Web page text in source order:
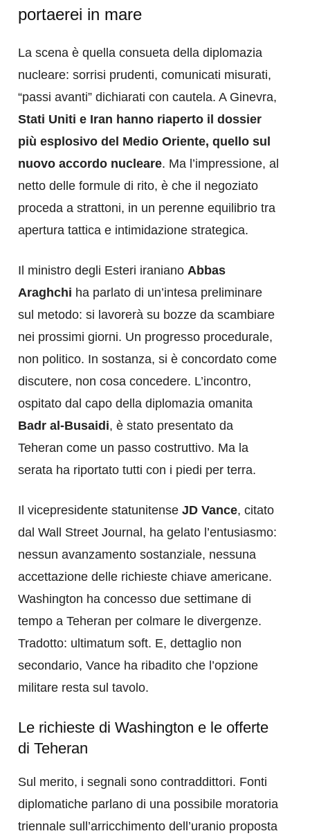
portaerei in mare
La scena è quella consueta della diplomazia
nucleare: sorrisi prudenti, comunicati misurati,
“passi avanti” dichiarati con cautela. A Ginevra,
Stati Uniti e Iran hanno riaperto il dossier
più esplosivo del Medio Oriente, quello sul
nuovo accordo nucleare. Ma l’impressione, al
netto delle formule di rito, è che il negoziato
proceda a strattoni, in un perenne equilibrio tra
apertura tattica e intimidazione strategica.
Il ministro degli Esteri iraniano Abbas
Araghchi ha parlato di un’intesa preliminare
sul metodo: si lavorerà su bozze da scambiare
nei prossimi giorni. Un progresso procedurale,
non politico. In sostanza, si è concordato come
discutere, non cosa concedere. L’incontro,
ospitato dal capo della diplomazia omanita
Badr al-Busaidi, è stato presentato da
Teheran come un passo costruttivo. Ma la
serata ha riportato tutti con i piedi per terra.
Il vicepresidente statunitense JD Vance, citato
dal Wall Street Journal, ha gelato l’entusiasmo:
nessun avanzamento sostanziale, nessuna
accettazione delle richieste chiave americane.
Washington ha concesso due settimane di
tempo a Teheran per colmare le divergenze.
Tradotto: ultimatum soft. E, dettaglio non
secondario, Vance ha ribadito che l’opzione
militare resta sul tavolo.
Le richieste di Washington e le offerte
di Teheran
Sul merito, i segnali sono contraddittori. Fonti
diplomatiche parlano di una possibile moratoria
triennale sull’arricchimento dell’uranio proposta